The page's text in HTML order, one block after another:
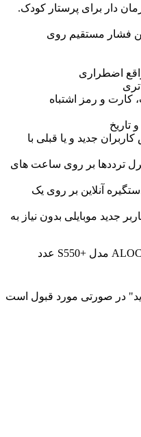
دار برای پرستار کودک.
تحمل بیش از 1200 نیوتن فشار مستقیم روی
کارت و رمز اشتباه
تاریخ
جدید و یا قبلی با
ترددها بر روی ساعت های
آنلاین بر روی یک
جدید موبایلی بدون نیاز به
در صورتی مورد قبول است